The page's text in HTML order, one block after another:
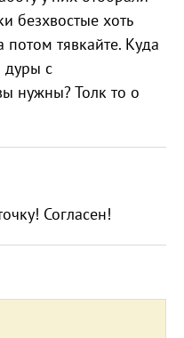
безхвостые хоть
потом тявкайте. Куда
дуры с
нужны? Толк то о
Согласен!